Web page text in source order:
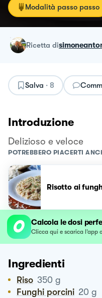
Modalità passo passo
ricetta di
Salva · 8
Introduzione
Delizioso e veloce
POTREBBERO PIACERTI
Risotto ai
Calcola le dosi
Clicca qui e scarica l’app
Ingredienti
Riso 350 g
Funghi porcini 20 g